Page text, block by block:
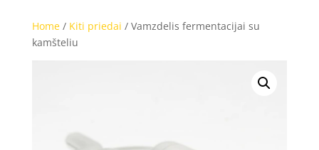
Home/ Kiti priedai / Vamzdelis fermentacijai su
kamšteliu